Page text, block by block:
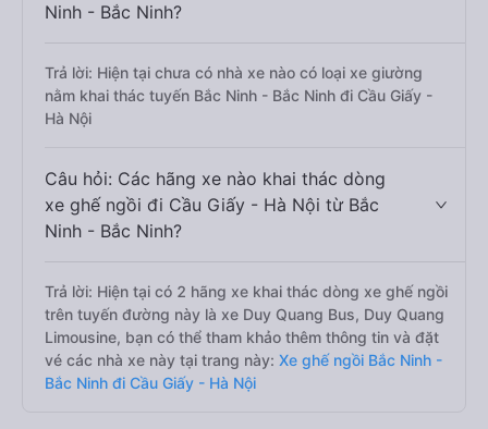
Ninh - Bắc Ninh?
Trả lời: Hiện tại chưa có nhà xe nào có loại xe giường
nằm khai thác tuyến Bắc Ninh - Bắc Ninh đi Cầu Giấy -
Hà Nội
Câu hỏi: Các hãng xe nào khai thác dòng
xe ghế ngồi đi Cầu Giấy - Hà Nội từ Bắc
Ninh - Bắc Ninh?
Trả lời: Hiện tại có 2 hãng xe khai thác dòng xe ghế ngồi
trên tuyến đường này là xe Duy Quang Bus, Duy Quang
Limousine, bạn có thể tham khảo thêm thông tin và đặt
vé các nhà xe này tại trang này: Xe ghế ngồi Bắc Ninh -
Bắc Ninh đi Cầu Giấy - Hà Nội